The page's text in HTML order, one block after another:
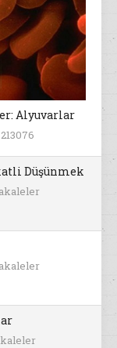
Alyuvarlar
213076
Düşünmek